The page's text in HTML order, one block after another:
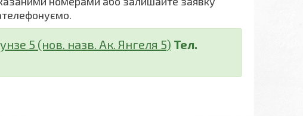
5 (нов. назв. Ак. Янгеля 5) Тел.